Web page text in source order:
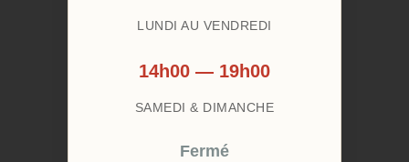
LUNDI AU VENDREDI
14h00 — 19h00
SAMEDI & DIMANCHE
Fermé